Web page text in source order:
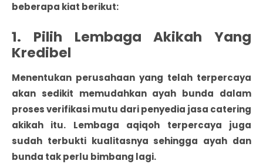
beberapa kiat berikut:
1. Pilih Lembaga Akikah Yang
Kredibel
Menentukan perusahaan yang telah terpercaya
akan sedikit memudahkan ayah bunda dalam
proses verifikasi mutu dari penyedia jasa catering
akikah itu. Lembaga aqiqoh terpercaya juga
sudah terbukti kualitasnya sehingga ayah dan
bunda tak perlu bimbang lagi.